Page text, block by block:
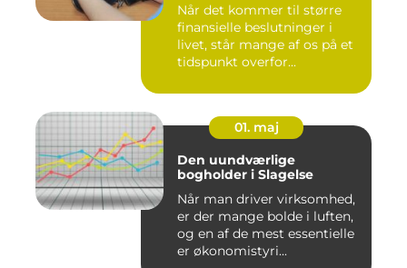
Når det kommer til større
finansielle beslutninger i
livet, står mange af os på et
tidspunkt overfor...
01. maj
Den uundværlige
bogholder i Slagelse
Når man driver virksomhed,
er der mange bolde i luften,
og en af de mest essentielle
er økonomistyri...